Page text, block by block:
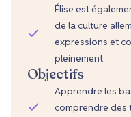
Élise est
de la culture
expressions et
pleinement.
Objectifs
Apprendre les
comprendre des